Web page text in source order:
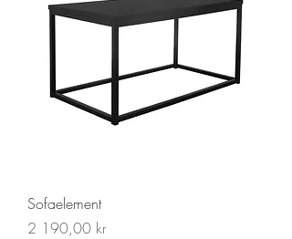
Sofaelement
Pris
2 190,00 kr